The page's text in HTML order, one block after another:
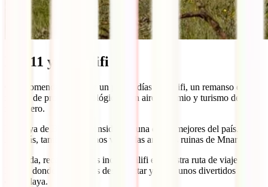
Día 11 y 12 Kilifi
Os recomendamos pasar un par de días en Kilifi, un remanso de paz,
repleto de proyectos ecológicos con aire bohemio y turismo de tipo
mochilero.
La playa de Boja está considerada una de las mejores del país.
Además, también podemos visitar las antiguas ruinas de Mnarani.
Sin duda, recomendamos incluir Kilifi en vuestra ruta de viaje a
Kenia, donde lograremos desconectar y pasar unos divertidos días
en la playa.